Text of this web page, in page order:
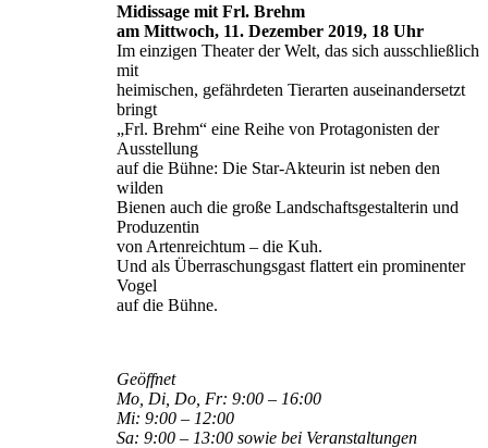
Midissage mit Frl. Brehm
am Mittwoch, 11. Dezember 2019, 18 Uhr
Im einzigen Theater der Welt, das sich ausschließlich
mit
heimischen, gefährdeten Tierarten auseinandersetzt
bringt
„Frl. Brehm“ eine Reihe von Protagonisten der
Ausstellung
auf die Bühne: Die Star-Akteurin ist neben den
wilden
Bienen auch die große Landschaftsgestalterin und
Produzentin
von Artenreichtum – die Kuh.
Und als Überraschungsgast flattert ein prominenter
Vogel
auf die Bühne.
Geöffnet
Mo, Di, Do, Fr: 9:00 – 16:00
Mi: 9:00 – 12:00
Sa: 9:00 – 13:00 sowie bei Veranstaltungen